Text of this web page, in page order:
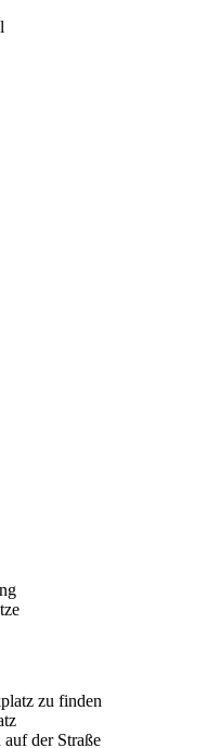
zu finden
der Straße